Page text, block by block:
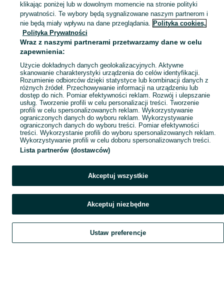
Mapa kategorii
Mapa miejscowości
Mapa ministron
Popularne wyszukiwania
Szukaj Obserwujesz Dodaj Czat Konto
klikając poniżej lub w dowolnym momencie na stronie polityki
prywatności. Te wybory będą sygnalizowane naszym partnerom i
nie będą miały wpływu na dane przeglądania. Polityka cookies,
Polityka Prywatności
Wraz z naszymi partnerami przetwarzamy dane w celu
zapewnienia:
Użycie dokładnych danych geolokalizacyjnych. Aktywne
skanowanie charakterystyki urządzenia do celów identyfikacji.
Rozumienie odbiorców dzięki statystyce lub kombinacji danych z
różnych źródeł. Przechowywanie informacji na urządzeniu lub
dostęp do nich. Pomiar efektywności reklam. Rozwój i ulepszanie
usług. Tworzenie profili w celu personalizacji treści. Tworzenie
profili w celu spersonalizowanych reklam. Wykorzystywanie
ograniczonych danych do wyboru reklam. Wykorzystywanie
ograniczonych danych do wyboru treści. Pomiar efektywności
treści. Wykorzystanie profili do wyboru spersonalizowanych reklam.
Wykorzystywanie profili w celu doboru spersonalizowanych treści.
Lista partnerów (dostawców)
Akceptuj wszystkie
Akceptuj niezbędne
Ustaw preferencje